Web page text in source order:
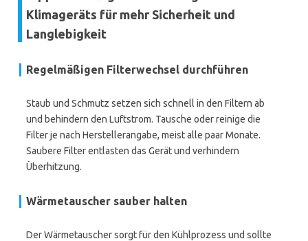
Klimageräts für mehr Sicherheit und
Langlebigkeit
Regelmäßigen Filterwechsel durchführen
Staub und Schmutz setzen sich schnell in den Filtern ab
und behindern den Luftstrom. Tausche oder reinige die
Filter je nach Herstellerangabe, meist alle paar Monate.
Saubere Filter entlasten das Gerät und verhindern
Überhitzung.
Wärmetauscher sauber halten
Der Wärmetauscher sorgt für den Kühlprozess und sollte